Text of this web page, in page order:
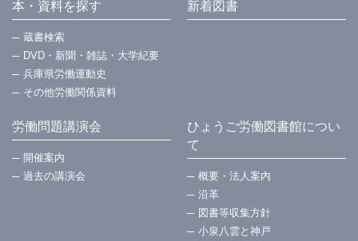
本・資料を探す
蔵書検索
DVD・新聞・雑誌・大学紀要
兵庫県労働運動史
その他労働関係資料
新着図書
労働問題講演会
開催案内
過去の講演会
ひょうご労働図書館につい
て
概要・法⼈案内
沿革
図書等収集方針
小泉八雲と神戸